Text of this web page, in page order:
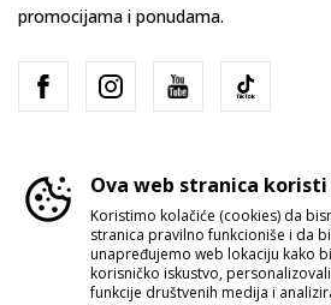
promocijama i ponudama.
Srbija Promenite
Ova web stranica
Koristimo kolačiće (cookies) da
stranica pravilno funkcioniše i da
unapređujemo web lokaciju kako
korisničko iskustvo,
funkcije društvenih medija i